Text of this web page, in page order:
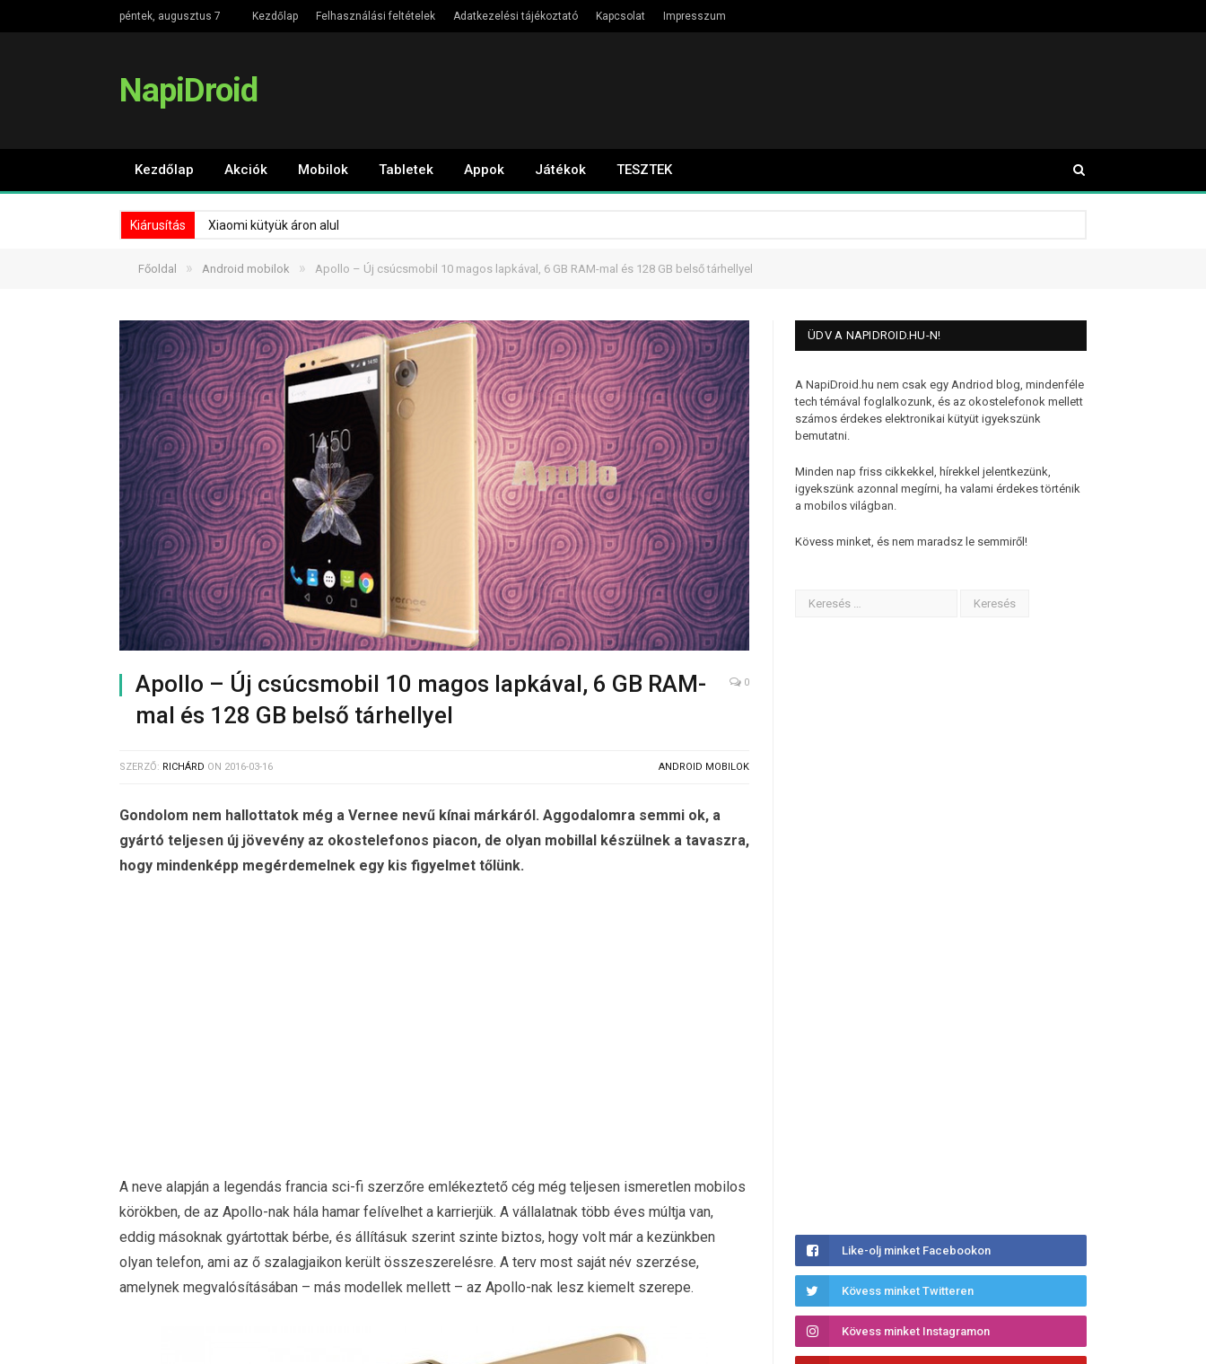
péntek, augusztus 7 Kezdőlap Felhasználási feltételek Adatkezelési tájékoztató Kapcsolat Impresszum
NapiDroid
Kezdőlap Akciók Mobilok Tabletek Appok Játékok TESZTEK
Kiárusítás Xiaomi kütyük áron alul
Főoldal » Android mobilok » Apollo – Új csúcsmobil 10 magos lapkával, 6 GB RAM-mal és 128 GB belső tárhellyel
Apollo – Új csúcsmobil 10 magos lapkával, 6 GB RAM-
mal és 128 GB belső tárhellyel
0
SZERZŐ: RICHÁRD ON 2016-03-16 ANDROID MOBILOK
Gondolom nem hallottatok még a Vernee nevű kínai márkáról. Aggodalomra semmi ok, a
gyártó teljesen új jövevény az okostelefonos piacon, de olyan mobillal készülnek a tavaszra,
hogy mindenképp megérdemelnek egy kis figyelmet tőlünk.
A neve alapján a legendás francia sci-fi szerzőre emlékeztető cég még teljesen ismeretlen mobilos
körökben, de az Apollo-nak hála hamar felívelhet a karrierjük. A vállalatnak több éves múltja van,
eddig másoknak gyártottak bérbe, és állításuk szerint szinte biztos, hogy volt már a kezünkben
olyan telefon, ami az ő szalagjaikon került összeszerelésre. A terv most saját név szerzése,
amelynek megvalósításában – más modellek mellett – az Apollo-nak lesz kiemelt szerepe.
ÜDV A NAPIDROID.HU-N!
A NapiDroid.hu nem csak egy Andriod blog, mindenféle
tech témával foglalkozunk, és az okostelefonok mellett
számos érdekes elektronikai kütyüt igyekszünk
bemutatni.
Minden nap friss cikkekkel, hírekkel jelentkezünk,
igyekszünk azonnal megírni, ha valami érdekes történik
a mobilos világban.
Kövess minket, és nem maradsz le semmiről!
Like-olj minket Facebookon
Kövess minket Twitteren
Kövess minket Instagramon